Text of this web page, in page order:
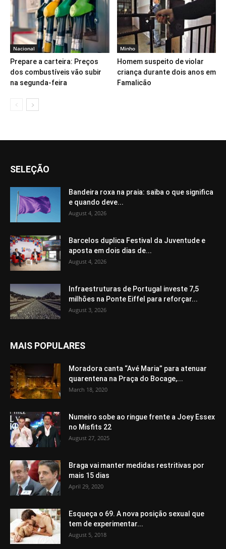
Nacional
Prepare a carteira: Preços
dos combustíveis vão subir
na segunda-feira
Minho
Homem suspeito de violar
criança durante dois anos em
Famalicão
SELEÇÃO
Bandeira roxa na praia: saiba o que significa
e quando deve...
August 4, 2026
Barcelos duplica Festival da Juventude e
aposta em dois dias de...
August 4, 2026
Infraestruturas de Portugal investe 7,5
milhões na Ponte Eiffel para reforçar...
August 3, 2026
MAIS POPULARES
Moradora canta “Avé Maria” para atenuar
quarentena na Praça do Bocage,...
March 18, 2020
Numeiro sobe ao ringue frente a Joey Essex
no Misfits 22
August 27, 2025
Braga vai manter medidas restritivas por
mais 15 dias
April 29, 2020
Esqueça o 69. A nova posição sexual que
tem de experimentar...
August 5, 2018